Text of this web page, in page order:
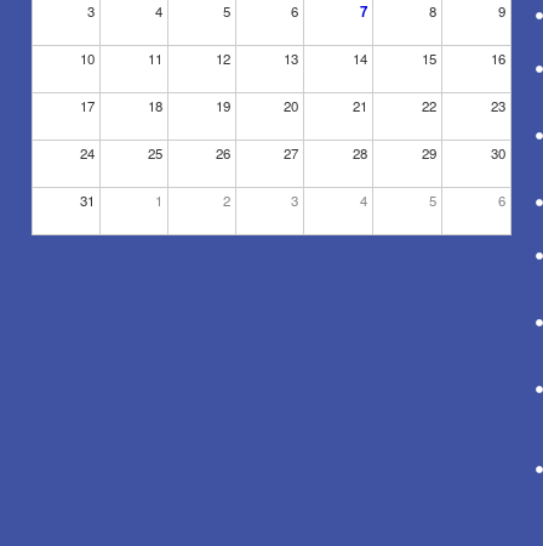
3 4 5 6 7 8 9
10 11 12 13 14 15 16
17 18 19 20 21 22 23
24 25 26 27 28 29 30
31 1 2 3 4 5 6